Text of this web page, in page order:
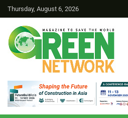
Thursday, August 6, 2026
Green Network